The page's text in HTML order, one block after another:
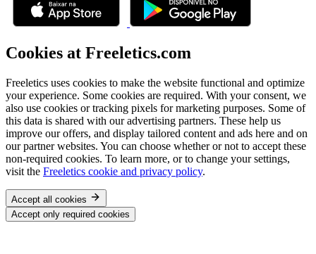
Cookies at Freeletics.com
Freeletics uses cookies to make the website functional and optimize
your experience. Some cookies are required. With your consent, we
also use cookies or tracking pixels for marketing purposes. Some of
this data is shared with our advertising partners. These help us
improve our offers, and display tailored content and ads here and on
our partner websites. You can choose whether or not to accept these
non-required cookies. To learn more, or to change your settings,
visit the Freeletics cookie and privacy policy.
Accept all cookies
Accept only required cookies